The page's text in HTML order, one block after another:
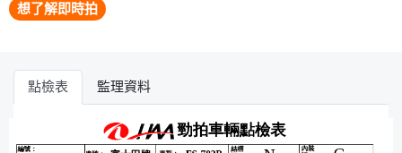
想了解即時拍
點檢表 監理資料